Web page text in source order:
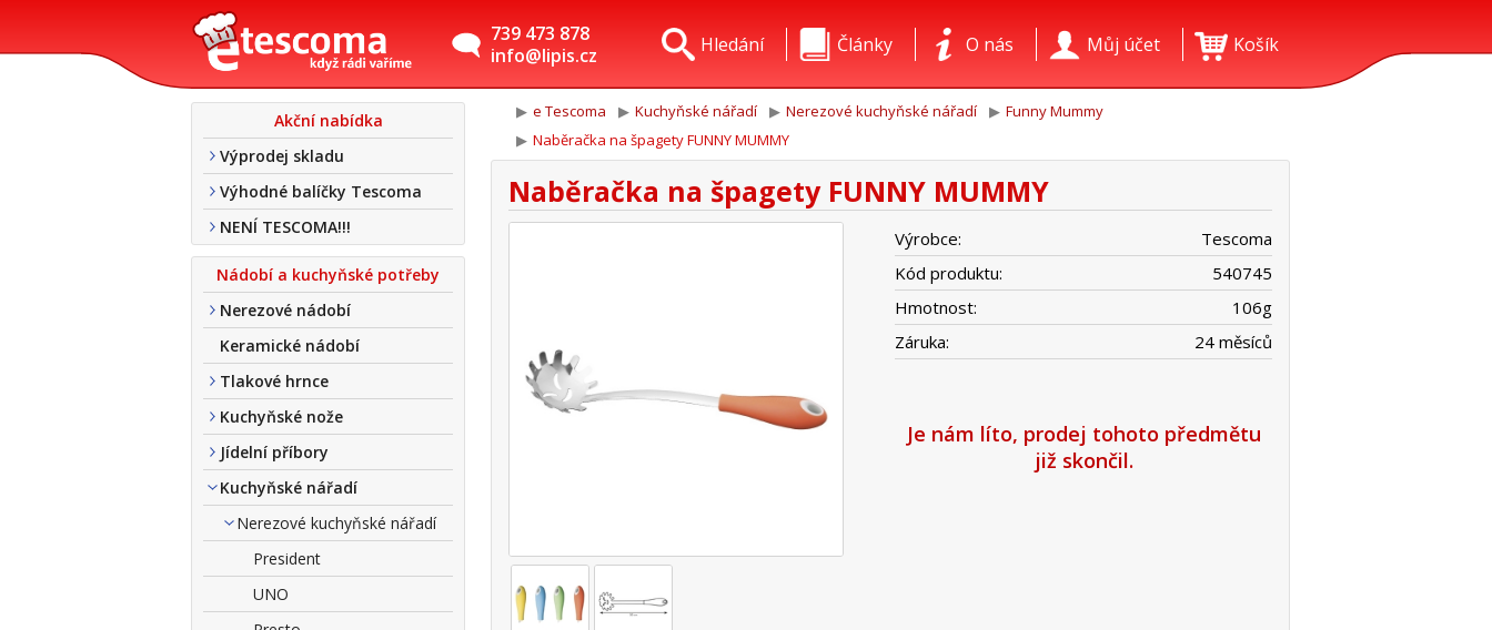
739 473 878
info@lipis.cz
Košík
Můj účet
O nás
Články
Hledání
Akční nabídka
Výprodej skladu
Výhodné balíčky Tescoma
NENÍ TESCOMA!!!
Nádobí a kuchyňské potřeby
Nerezové nádobí
Keramické nádobí
Tlakové hrnce
Kuchyňské nože
Jídelní příbory
Kuchyňské nářadí
Nerezové kuchyňské nářadí
President
UNO
e Tescoma Kuchyňské nářadí Nerezové kuchyňské nářadí
Funny Mummy
Naběračka na špagety FUNNY MUMMY
Naběračka na špagety FUNNY MUMMY
Výrobce:
Tescoma
Kód produktu:
540745
Hmotnost:
106g
Záruka:
24 měsíců
Je nám líto, prodej tohoto předmětu
již skončil.